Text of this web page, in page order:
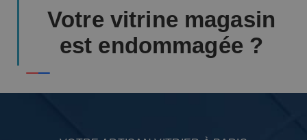
Votre vitrine magasin
est endommagée ?